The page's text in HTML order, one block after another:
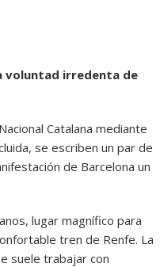
voluntad irredenta de
Catalana mediante
se escriben un par de
de Barcelona un
lugar magnífico para
tren de Renfe. La
suele trabajar con